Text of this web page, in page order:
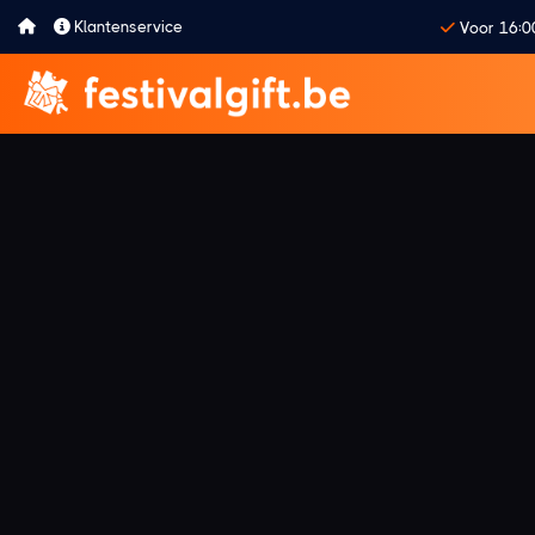
Klantenservice Voor